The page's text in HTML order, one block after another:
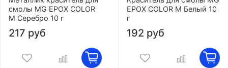
смолы MG EPOX COLOR
M Серебро 10 г
217 руб
EPOX COLOR M Белый 10
г
192 руб